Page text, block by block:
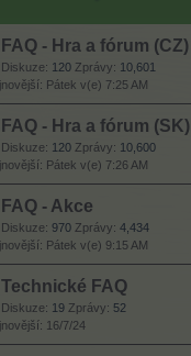
FAQ - Hra a fórum (CZ)
Diskuze: 120 Zprávy: 10,601
Pátek v(e) 7:25 AM
FAQ - Hra a fórum (SK)
Diskuze: 120 Zprávy: 10,600
Pátek v(e) 7:26 AM
FAQ - Akce
Diskuze: 970 Zprávy: 4,434
Pátek v(e) 9:15 AM
Technické FAQ
Diskuze: 19 Zprávy: 52
16/7/24